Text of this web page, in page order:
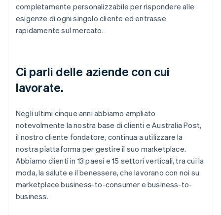
completamente personalizzabile per rispondere alle
esigenze di ogni singolo cliente ed entrasse
rapidamente sul mercato.
Ci parli delle aziende con cui
lavorate.
Negli ultimi cinque anni abbiamo ampliato
notevolmente la nostra base di clienti e Australia Post,
il nostro cliente fondatore, continua a utilizzare la
nostra piattaforma per gestire il suo marketplace.
Abbiamo clienti in 13 paesi e 15 settori verticali, tra cui la
moda, la salute e il benessere, che lavorano con noi su
marketplace business-to-consumer e business-to-
business.